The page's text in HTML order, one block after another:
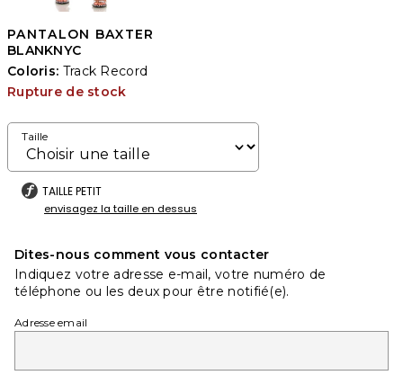
PANTALON BAXTER
BLANKNYC
Coloris: Track Record
Rupture de stock
Taille
TAILLE PETIT
envisagez la taille en dessus
Dites-nous comment vous contacter
Indiquez votre adresse e-mail, votre numéro de
téléphone ou les deux pour être notifié(e).
Adresse email